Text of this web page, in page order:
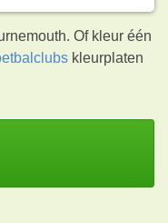
Of kleur één
kleurplaten